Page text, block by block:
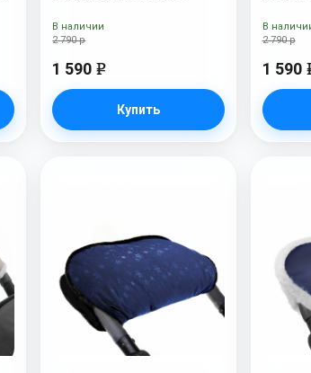
2 790 р
1 590 e
Купить
В наличии
2 790 р
1 590
В